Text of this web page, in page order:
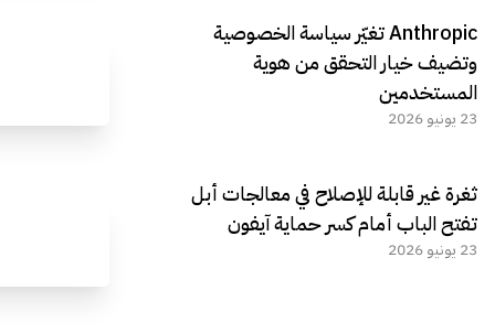
Anthropic تغيّر سياسة الخصوصية
وتضيف خيار التحقق من هوية
المستخدمين
23 يونيو 2026
ثغرة غير قابلة للإصلاح في معالجات أبل
تفتح الباب أمام كسر حماية آيفون
23 يونيو 2026